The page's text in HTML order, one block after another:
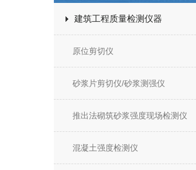
建筑工程质量检测仪器
原位剪切仪
砂浆片剪切仪/砂浆测强仪
推出法砌筑砂浆强度现场检测仪
混凝土强度检测仪